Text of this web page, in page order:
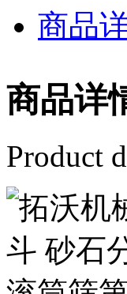
商品
商品详
Product